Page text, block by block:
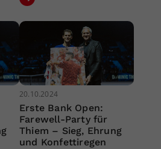
20.10.2024
Erste Bank Open:
Farewell-Party für
Thiem – Sieg, Ehrung
und Konfettiregen